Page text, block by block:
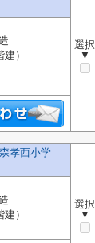
選択
▼
）
孝西小学
選択
▼
）